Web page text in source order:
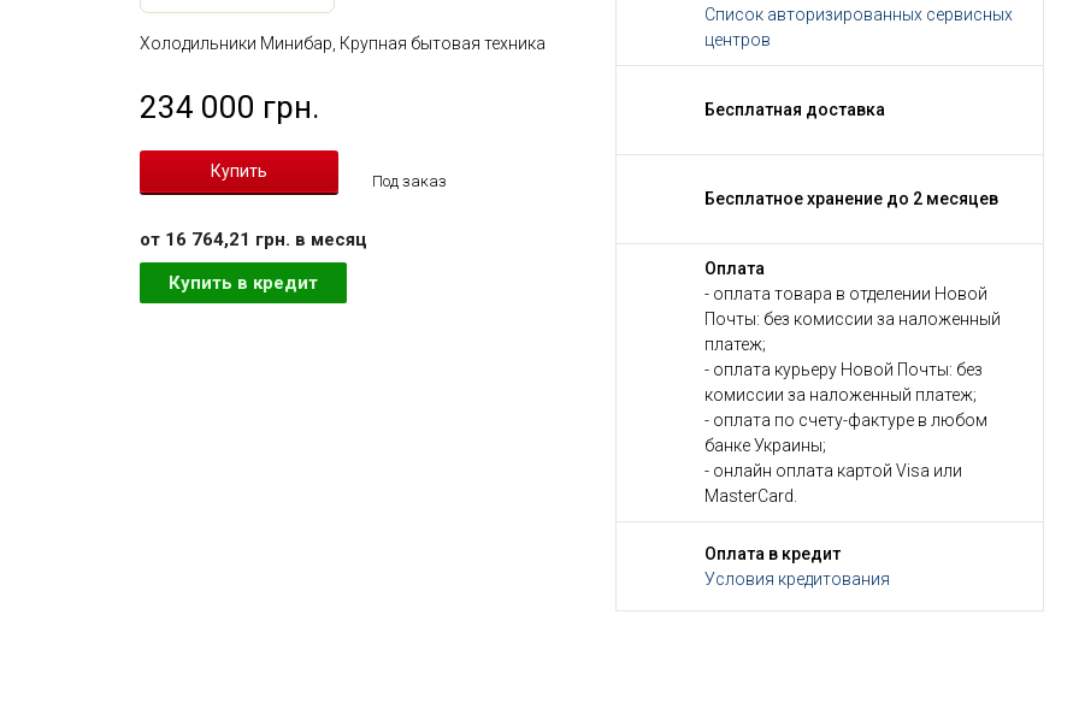
Холодильники Минибар, Крупная бытовая техника
234 000 грн.
Под заказ
от 16 764,21 грн. в месяц
Купить в кредит
Список авторизированных сервисных
центров
Бесплатная доставка
Бесплатное хранение до 2 месяцев
Оплата
- оплата товара в отделении Новой
Почты: без комиссии за наложенный
платеж;
- оплата курьеру Новой Почты: без
комиссии за наложенный платеж;
- оплата по счету-фактуре в любом
банке Украины;
- онлайн оплата картой Visa или
MasterCard.
Оплата в кредит
Условия кредитования